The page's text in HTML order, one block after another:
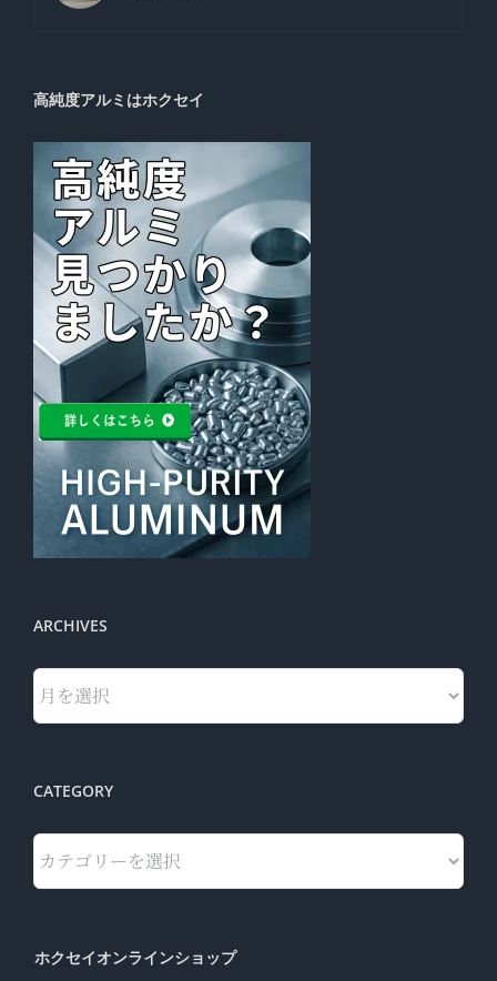
高純度アルミはホクセイ
ARCHIVES
Archives
CATEGORY
Category
ホクセイオンラインショップ